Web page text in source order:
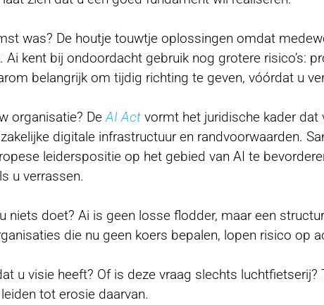
was? De houtje touwtje oplossingen omdat
kent bij ondoordacht gebruik nog grotere risico’s:
belangrijk om tijdig richting te geven, vóórdat u
organisatie? DeAI Act vormt het juridische kader dat
digitale infrastructuur en randvoorwaarden.
leiderspositie op het gebied van AI te
u verrassen.
niets doet? Ai is geen losse flodder, maar een
die nu geen koers bepalen, lopen risico op
u visie heeft? Of is deze vraag slechts
tot erosie daarvan.